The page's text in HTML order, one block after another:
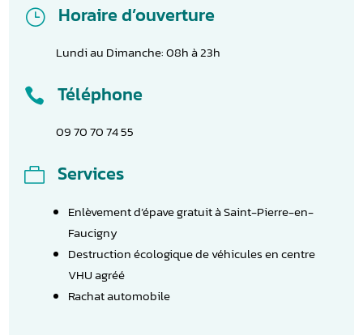
} Horaire d’ouverture
Lundi au Dimanche: 08h à 23h
 Téléphone
09 70 70 74 55
 Services
Enlèvement d’épave gratuit à Saint-Pierre-en-
Faucigny
Destruction écologique de véhicules en centre
VHU agréé
Rachat automobile